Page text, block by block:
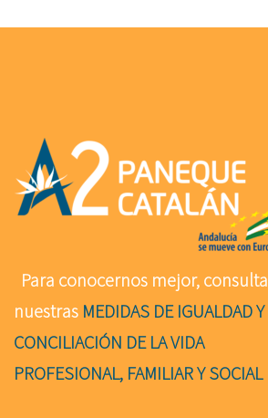
Para conocernos mejor, consulta
nuestras MEDIDAS DE IGUALDAD Y
CONCILIACIÓN DE LA VIDA
PROFESIONAL, FAMILIAR Y SOCIAL